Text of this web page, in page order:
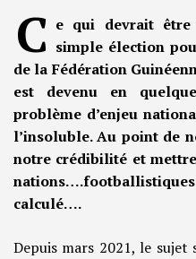
C e qui devrait
simple élection
de la Fédération
est devenu en
problème d’enjeu
l’insoluble. Au point de
notre crédibilité et
calculé….
Depuis mars 2021, le